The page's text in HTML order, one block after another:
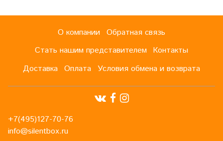
О компании Обратная связь
Стать нашим представителем Контакты
Доставка Оплата Условия обмена и возврата
+7(495)127-70-76
info@silentbox.ru